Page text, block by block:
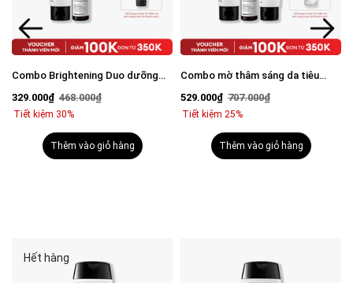
Combo Brightening Duo dưỡng
mặt 100g & Serum Vital 30ml
329.000₫ 468.000₫
Tiết kiệm 30%
Thêm vào giỏ hàng
Combo mờ thâm sáng da tiêu
529.000₫ 707.000₫
Tiết kiệm 25%
Thêm vào giỏ hàng
Hết hàng